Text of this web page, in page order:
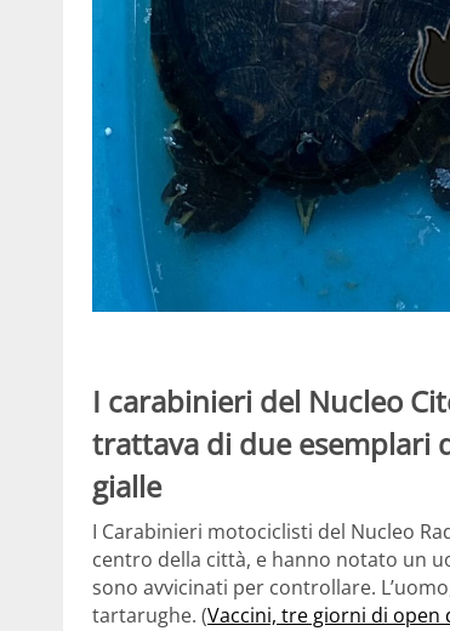
I carabinieri del Nucleo
trattava di due esemplari
gialle
I Carabinieri motociclisti del Nucleo
centro della città, e hanno notato un
sono avvicinati per controllare.
tartarughe. (Vaccini, tre giorni di open